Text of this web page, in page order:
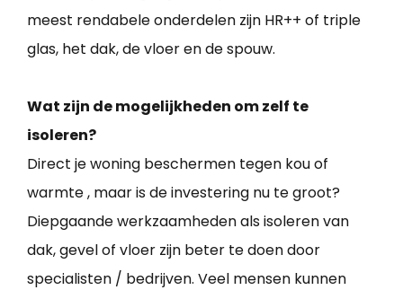
meest rendabele onderdelen zijn HR++ of triple
glas, het dak, de vloer en de spouw.
Wat zijn de mogelijkheden om zelf te
isoleren?
Direct je woning beschermen tegen kou of
warmte , maar is de investering nu te groot?
Diepgaande werkzaamheden als isoleren van
dak, gevel of vloer zijn beter te doen door
specialisten / bedrijven. Veel mensen kunnen